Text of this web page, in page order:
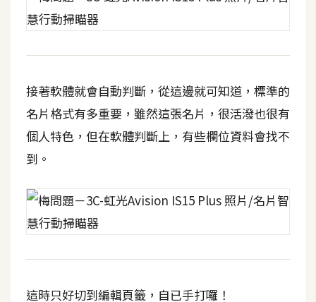
接著軟體就會自動判斷，從這邊就可知道，標準的
名片格式有多重要，雖然這張名片，很活潑也很有
個人特色，但在軟體判斷上，有些欄位資料會找不
到。
這時只好切到編輯頁籤，自已手打囉！